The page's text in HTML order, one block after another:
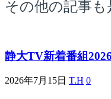
その他の記事も
静大TV新着番組
2026年7月15日 T.H 0